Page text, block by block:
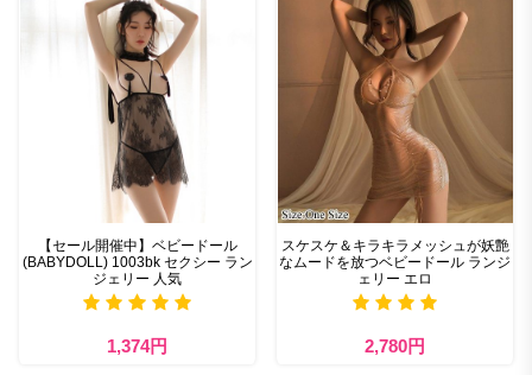
【セール開催中】ベビードール
(BABYDOLL) 1003bk セクシー ラン
ジェリー 人気
1,374円
スケスケ＆キラキラメッシュが妖艶
なムードを放つベビードール ランジ
ェリー エロ
2,780円